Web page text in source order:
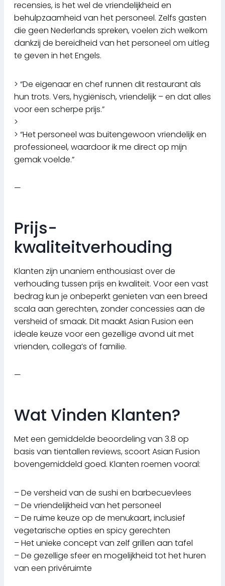
recensies, is het wel de vriendelijkheid en
behulpzaamheid van het personeel. Zelfs gasten
die geen Nederlands spreken, voelen zich welkom
dankzij de bereidheid van het personeel om uitleg
te geven in het Engels.
> “De eigenaar en chef runnen dit restaurant als
hun trots. Vers, hygiënisch, vriendelijk – en dat alles
voor een scherpe prijs.”
>
> “Het personeel was buitengewoon vriendelijk en
professioneel, waardoor ik me direct op mijn
gemak voelde.”
—
Prijs-
kwaliteitverhouding
Klanten zijn unaniem enthousiast over de
verhouding tussen prijs en kwaliteit. Voor een vast
bedrag kun je onbeperkt genieten van een breed
scala aan gerechten, zonder concessies aan de
versheid of smaak. Dit maakt Asian Fusion een
ideale keuze voor een gezellige avond uit met
vrienden, collega’s of familie.
—
Wat Vinden Klanten?
Met een gemiddelde beoordeling van 3.8 op
basis van tientallen reviews, scoort Asian Fusion
bovengemiddeld goed. Klanten roemen vooral:
– De versheid van de sushi en barbecuevlees
– De vriendelijkheid van het personeel
– De ruime keuze op de menukaart, inclusief
vegetarische opties en spicy gerechten
– Het unieke concept van zelf grillen aan tafel
– De gezellige sfeer en mogelijkheid tot het huren
van een privéruimte